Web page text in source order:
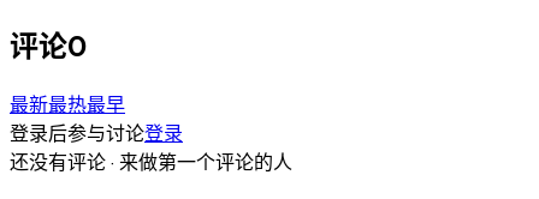
评论0
最新最热最早
登录后参与讨论登录
还没有评论 · 来做第一个评论的人